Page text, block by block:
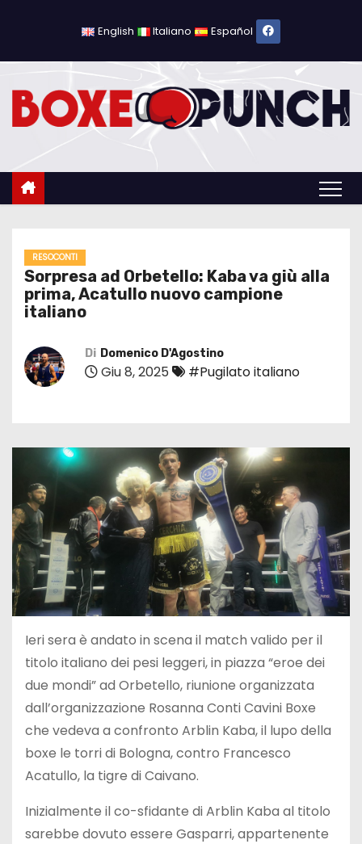
c
English Italiano Español
RESOCONTI
Sorpresa ad Orbetello: Kaba va giù alla
prima, Acatullo nuovo campione
italiano
Di Domenico D'Agostino
Giu 8, 2025 #Pugilato italiano
Ieri sera è andato in scena il match valido per il
titolo italiano dei pesi leggeri, in piazza “eroe dei
due mondi” ad Orbetello, riunione organizzata
dall’organizzazione Rosanna Conti Cavini Boxe
che vedeva a confronto Arblin Kaba, il lupo della
boxe le torri di Bologna, contro Francesco
Acatullo, la tigre di Caivano.
Inizialmente il co-sfidante di Arblin Kaba al titolo
sarebbe dovuto essere Gasparri, appartenente